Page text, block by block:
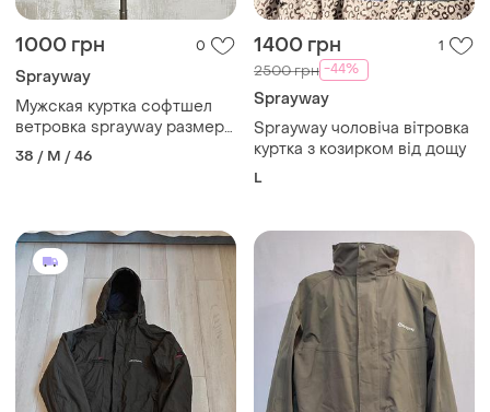
1000 грн 0
Sprayway
Мужская куртка софтшел
ветровка sprayway размер
m
38 / M / 46
1400 грн 1
2500 грн -44%
Sprayway
Sprayway чоловіча вітровка
куртка з козирком від дощу
L